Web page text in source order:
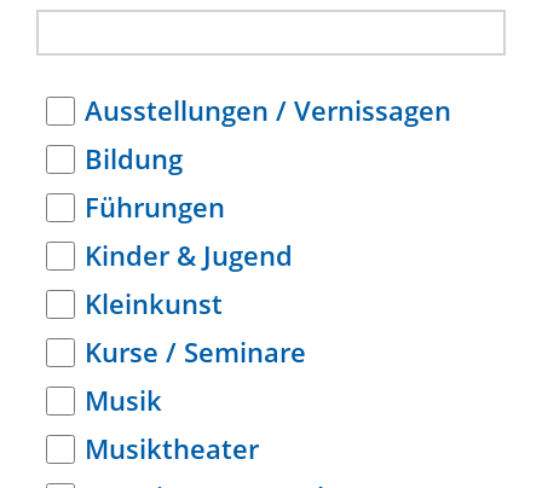
Ausstellungen / Vernissagen
Bildung
Führungen
Kinder & Jugend
Kleinkunst
Kurse / Seminare
Musik
Musiktheater